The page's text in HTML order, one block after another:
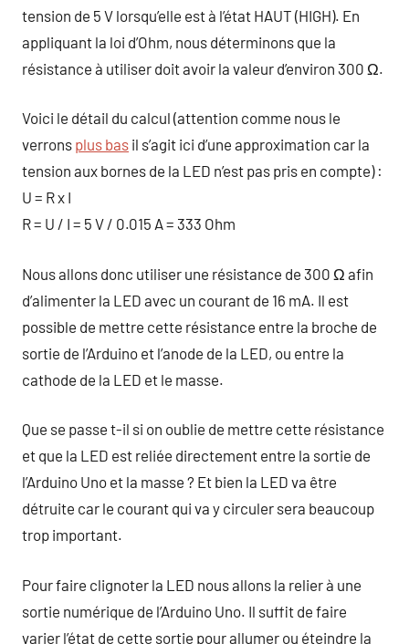
tension de 5 V lorsqu’elle est à l’état HAUT (HIGH). En
appliquant la loi d’Ohm, nous déterminons que la
résistance à utiliser doit avoir la valeur d’environ 300 Ω.
Voici le détail du calcul (attention comme nous le
verrons plus bas il s’agit ici d’une approximation car la
tension aux bornes de la LED n’est pas pris en compte) :
U = R x I
R = U / I = 5 V / 0.015 A = 333 Ohm
Nous allons donc utiliser une résistance de 300 Ω afin
d’alimenter la LED avec un courant de 16 mA. Il est
possible de mettre cette résistance entre la broche de
sortie de l’Arduino et l’anode de la LED, ou entre la
cathode de la LED et le masse.
Que se passe t-il si on oublie de mettre cette résistance
et que la LED est reliée directement entre la sortie de
l’Arduino Uno et la masse ? Et bien la LED va être
détruite car le courant qui va y circuler sera beaucoup
trop important.
Pour faire clignoter la LED nous allons la relier à une
sortie numérique de l’Arduino Uno. Il suffit de faire
varier l’état de cette sortie pour allumer ou éteindre la